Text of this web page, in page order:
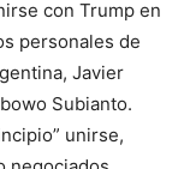
con Trump en
personales de
Javier
Subianto.
unirse,